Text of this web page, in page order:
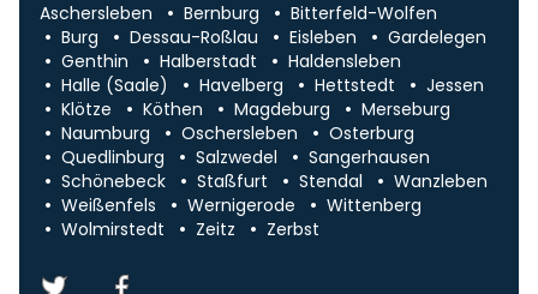
Aschersleben Bernburg
Bitterfeld-Wolfen
Burg
Dessau-Roßlau Eisleben
Gardelegen
Genthin
Halberstadt
Haldensleben
Halle (Saale)
Havelberg Hettstedt
Jessen
Klötze
Köthen Magdeburg
Merseburg
Naumburg
Oschersleben
Osterburg
Quedlinburg
Salzwedel
Sangerhausen
Schönebeck
Staßfurt Stendal
Wanzleben
Weißenfels
Wernigerode
Wittenberg
Wolmirstedt
Zeitz Zerbst